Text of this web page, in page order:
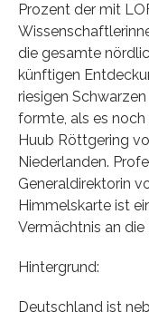
Prozent der mit
die gesamte
künftigen
riesigen
formte, als es noch
Huub Röttgering
Niederlanden.
Generaldirektorin
Himmelskarte ist
Vermächtnis an die
Hintergrund:
Deutschland ist